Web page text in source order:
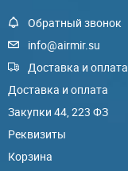
Обратный звонок
info@airmir.su
Доставка и оплата
Доставка и оплата
Закупки 44, 223 ФЗ
Реквизиты
Корзина